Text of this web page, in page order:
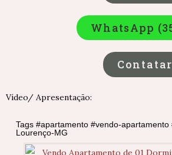
WhatsApp
Vídeo/ Apresentação:
Tags #apartamento #vendo-
Lourenço-MG